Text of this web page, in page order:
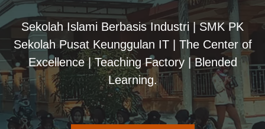
Sekolah Islami Berbasis Industri | SMK PK
Sekolah Pusat Keunggulan IT | The Center of
Excellence | Teaching Factory | Blended
Learning.